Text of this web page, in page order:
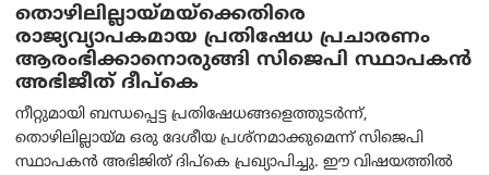
തൊഴിലില്ലായ്മയ്ക്കെതിരെ
രാജ്യവ്യാപകമായ പ്രതിഷേധ പ്രചാരണം
ആരംഭിക്കാനൊരുങ്ങി സിജെപി സ്ഥാപകന്‍
അഭിജീത് ദീപ്കെ
നീറ്റുമായി ബന്ധപ്പെട്ട പ്രതിഷേധങ്ങളെത്തുടർന്ന്,
തൊഴിലില്ലായ്മ ഒരു ദേശീയ പ്രശ്നമാക്കുമെന്ന് സിജെപി
സ്ഥാപകൻ അഭിജിത് ദിപ്കെ പ്രഖ്യാപിച്ചു. ഈ വിഷയത്തിൽ